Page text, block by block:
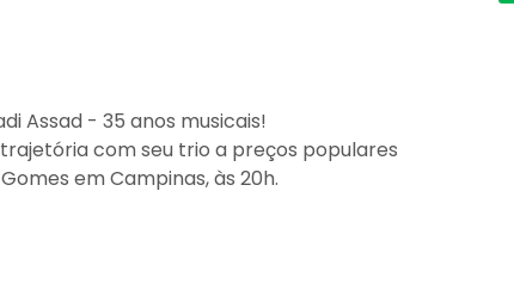
Assad - 35 anos musicais!
com seu trio a preços populares
em Campinas, às 20h.